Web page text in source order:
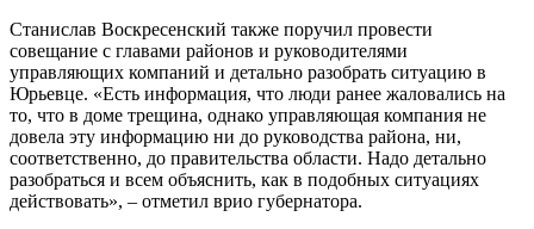
Станислав Воскресенский также поручил провести
совещание с главами районов и руководителями
управляющих компаний и детально разобрать ситуацию в
Юрьевце. «Есть информация, что люди ранее жаловались на
то, что в доме трещина, однако управляющая компания не
довела эту информацию ни до руководства района, ни,
соответственно, до правительства области. Надо детально
разобраться и всем объяснить, как в подобных ситуациях
действовать», – отметил врио губернатора.